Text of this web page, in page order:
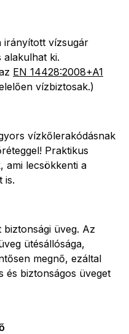
irányított vízsugár
alakulhat ki.
EN 14428:2008+A1
vízbiztosak.)
vízkőlerakódásnak
Praktikus
ami lecsökkenti a
is.
biztonsági üveg. Az
ütésállósága,
megnő, ezáltal
és biztonságos üveget